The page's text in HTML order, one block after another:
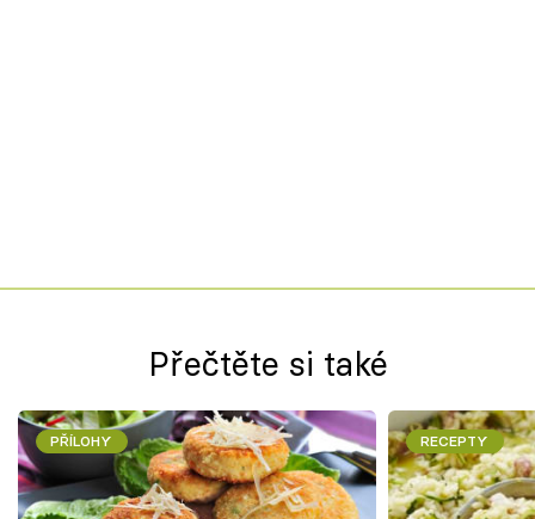
Přečtěte si také
PŘÍLOHY RECEPTY